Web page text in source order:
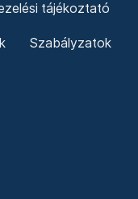
tájékoztató
Szabályzatok